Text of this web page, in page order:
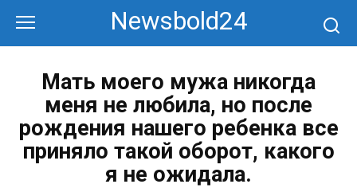
контенту
Newsbold24
Мать моего мужа никогда
меня не любила, но после
рождения нашего ребенка все
приняло такой оборот, какого
я не ожидала.